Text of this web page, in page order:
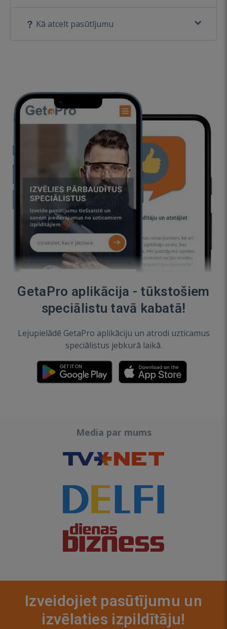
Kā atcelt pasūtījumu
GetaPro aplikācija - tūkstošiem
speciālistu tavā kabatā!
Lejupielādē GetaPro aplikāciju un atrodi uzticamus
speciālistus jebkurā laikā.
Media par mums
Izveidojiet pasūtījumu un
izvēlaties izpildītāju!